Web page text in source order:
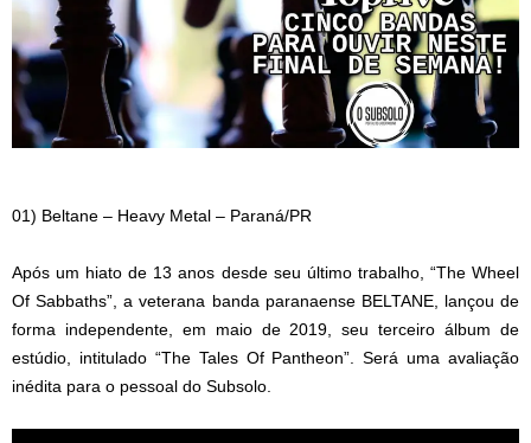
01) Beltane – Heavy Metal – Paraná/PR
Após um hiato de 13 anos desde seu último trabalho, “The Wheel
Of Sabbaths”, a veterana banda paranaense BELTANE, lançou de
forma independente, em maio de 2019, seu terceiro álbum de
estúdio, intitulado “The Tales Of Pantheon”. Será uma avaliação
inédita para o pessoal do Subsolo.